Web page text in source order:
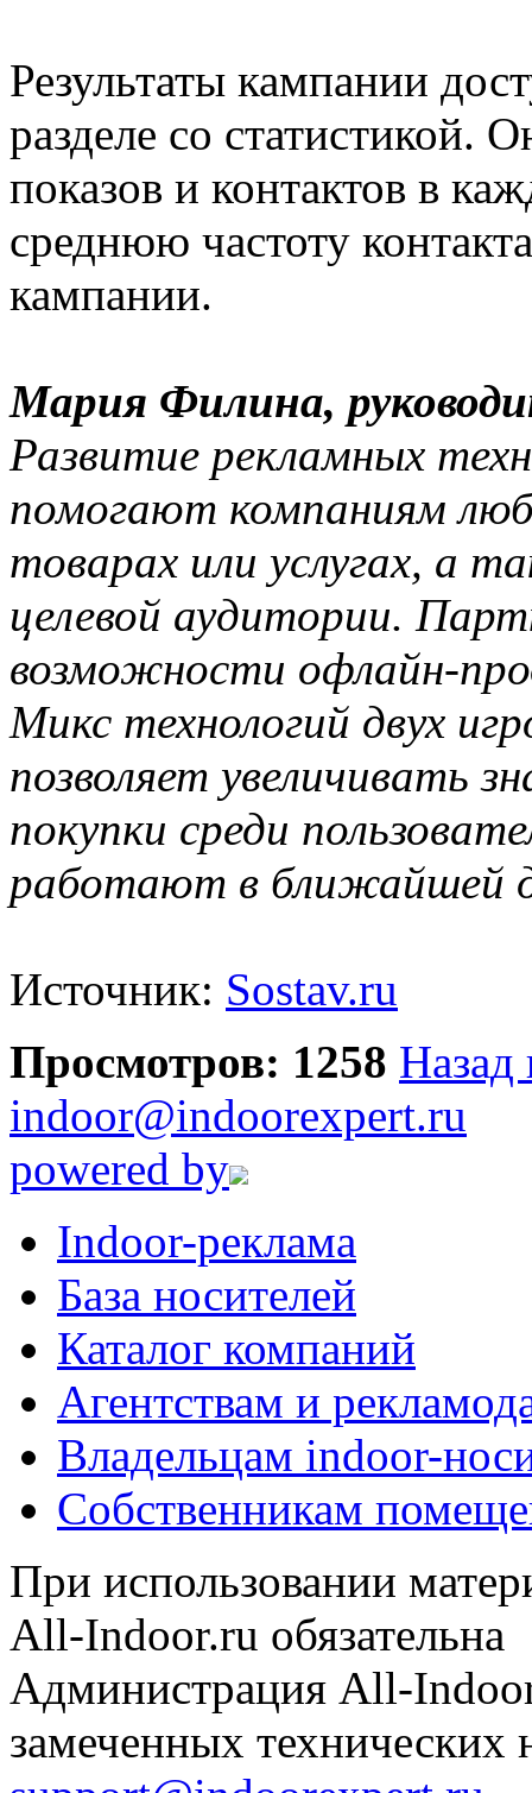
Результаты кампании
разделе со статистикой.
показов и контактов в
среднюю частоту
кампании.
Мария Филина,
Развитие рекламных
помогают компаниям
товарах или услугах, а
целевой аудитории.
возможности офлайн-
Микс технологий двух
позволяет увеличивать
покупки среди
работают в ближайшей
Источник: Sostav.ru
Просмотров: 1258 Назад
indoor@indoorexpert.ru
powered by
Indoor-реклама
База носителей
Каталог компаний
Агентствам и
Владельцам indoor-
Собственникам
При использовании
All-Indoor.ru обязательна
Администрация All-
замеченных технических